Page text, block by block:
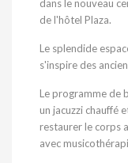
dans le nouveau
de l'hôtel Plaza.
Le splendide
s'inspire des
Le programme de
un jacuzzi chauffé
restaurer le corps
avec